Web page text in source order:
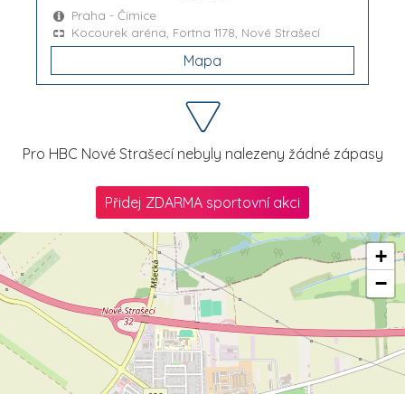
Praha - Čimice
Kocourek aréna, Fortna 1178, Nové Strašecí
Mapa
Pro HBC Nové Strašecí nebyly nalezeny žádné zápasy
Přidej ZDARMA sportovní akci
+
−